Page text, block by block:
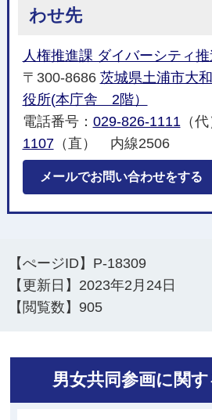
わせ先
人権推進課 ダイバーシティ
〒300-8686 茨城県土浦市大
役所(本庁舎 2階）
電話番号： 029-826-1111 （
1107（直） 内線2506
メールでお問い合わせをする
【ぺージID】 P-18309
【更新日】 2023年2月24日
【閲覧数】 905
男女共同参画に関